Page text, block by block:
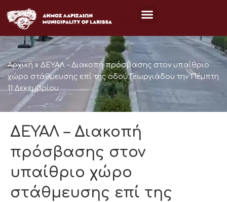
στο
περιεχόμενο
Αρχική » ΔΕΥΑΛ – Διακοπή πρόσβασης στον υπαίθριο
χώρο στάθμευσης επί της οδού Γεωργιάδου την Πέμπτη
11 Δεκεμβρίου
ΔΕΥΑΛ – Διακοπή
πρόσβασης στον
υπαίθριο χώρο
στάθμευσης επί της